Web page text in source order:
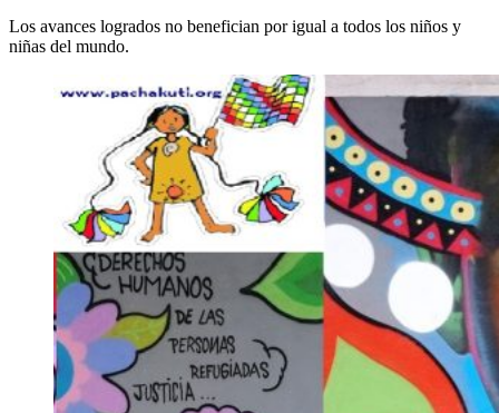
Los avances logrados no benefician por igual a todos los niños y
niñas del mundo.